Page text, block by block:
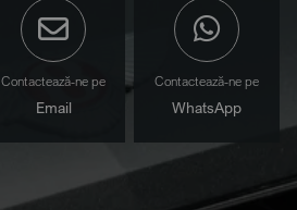
Contactează-ne pe
Email
Contactează-ne pe
WhatsApp